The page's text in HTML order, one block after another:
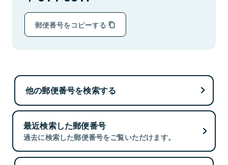
郵便番号をコピーする
他の郵便番号を検索する
最近検索した郵便番号
過去に検索した郵便番号をご覧いただけます。